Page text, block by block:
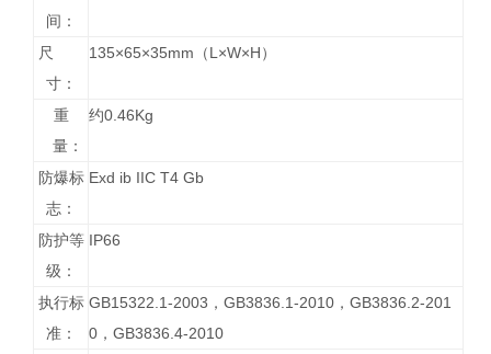
间：
尺
寸：
135×65×35mm（L×W×H）
重
量：
约0.46Kg
防爆标
志：
Exd ib IIC T4 Gb
防护等
级：
IP66
执行标
准：
GB15322.1-2003，GB3836.1-2010，GB3836.2-201
0，GB3836.4-2010